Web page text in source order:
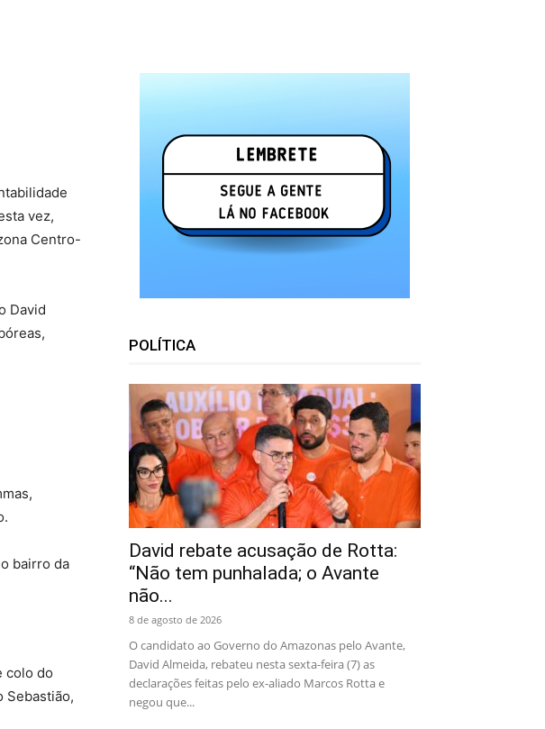
vez,
Centro-
David
bairro da
colo do
Sebastião,
POLÍTICA
David rebate acusação de Rotta:
“Não tem punhalada; o Avante
não...
8 de agosto de 2026
O candidato ao Governo do Amazonas pelo Avante,
David Almeida, rebateu nesta sexta-feira (7) as
declarações feitas pelo ex-aliado Marcos Rotta e
negou que...